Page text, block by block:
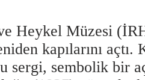
Heykel Müzesi
kapılarını
sergi, sembolik bir